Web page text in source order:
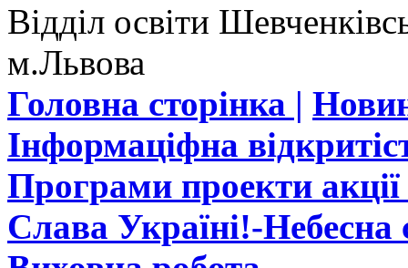
Відділ освіти
м.Львова
Головна сторінка |
Інформаціфна
Програми проекти
Слава Україні!-Небесна